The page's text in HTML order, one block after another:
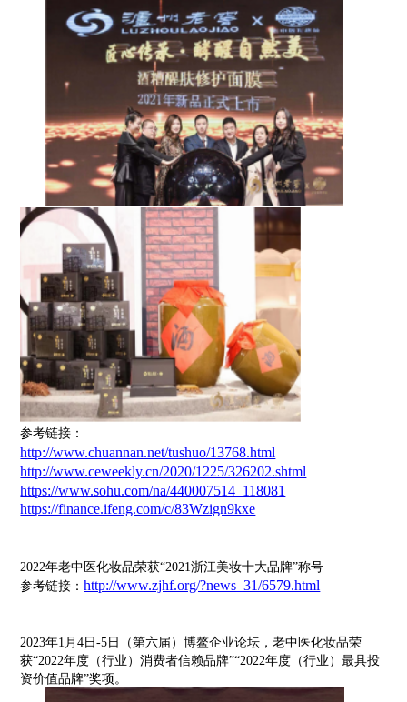
参考链接：
http://www.chuannan.net/tushuo/13768.html
http://www.ceweekly.cn/2020/1225/326202.shtml
https://www.sohu.com/na/440007514_118081
https://finance.ifeng.com/c/83Wzign9kxe
2022年老中医化妆品荣获“2021浙江美妆十大品牌”称号
参考链接：http://www.zjhf.org/?news_31/6579.html
2023年1月4日-5日（第六届）博鳌企业论坛，老中医化妆品荣
获“2022年度（行业）消费者信赖品牌”“2022年度（行业）最具投
资价值品牌”奖项。